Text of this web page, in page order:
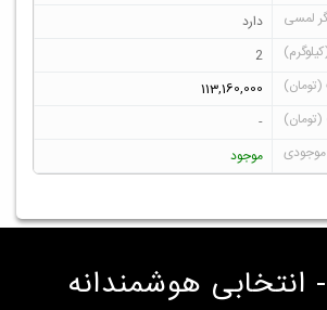
دارد
2
113,160,000
-
موجود
- انتخابی هوشمندانه